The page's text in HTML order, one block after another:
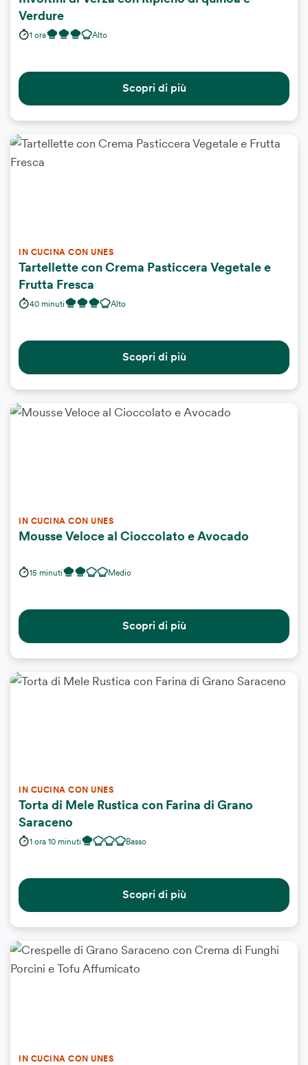
Verdure
1 ora Alto
Scopri di più
IN CUCINA CON UNES
Tartellette con Crema Pasticcera Vegetale e
Frutta Fresca
40 minuti Alto
Scopri di più
IN CUCINA CON UNES
Mousse Veloce al Cioccolato e Avocado
15 minuti Medio
Scopri di più
IN CUCINA CON UNES
Torta di Mele Rustica con Farina di Grano
Saraceno
1 ora 10 minuti Basso
Scopri di più
IN CUCINA CON UNES